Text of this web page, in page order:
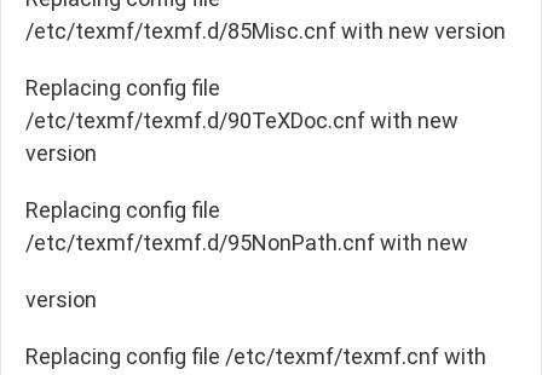
/etc/texmf/texmf.d/85Misc.cnf with new version
Replacing config file
/etc/texmf/texmf.d/90TeXDoc.cnf with new
version
Replacing config file
/etc/texmf/texmf.d/95NonPath.cnf with new
version
Replacing config file /etc/texmf/texmf.cnf with